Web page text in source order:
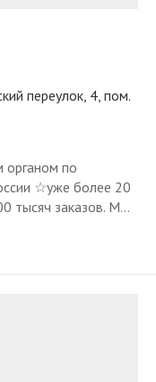
переулок, 4, пом.
органом по
☆уже более 20
тысяч заказов. М...